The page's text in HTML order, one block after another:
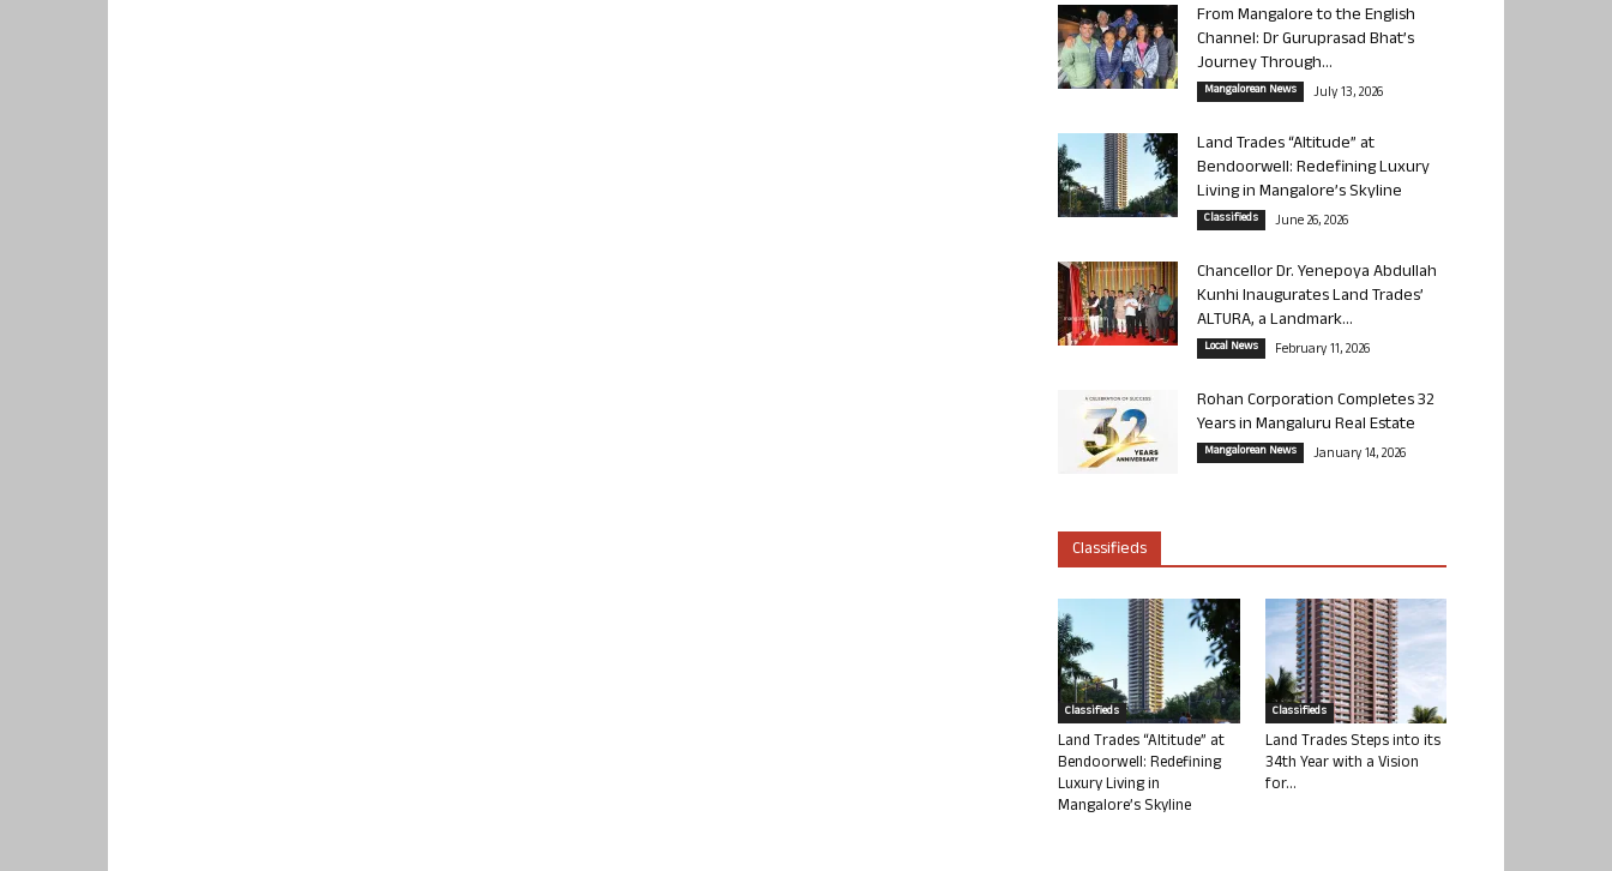
From Mangalore to the English
Channel: Dr Guruprasad Bhat’s
Journey Through...
Mangalorean News July 13, 2026
Land Trades “Altitude” at
Bendoorwell: Redefining Luxury
Living in Mangalore’s Skyline
Classifieds June 26, 2026
Chancellor Dr. Yenepoya Abdullah
Kunhi Inaugurates Land Trades’
ALTURA, a Landmark...
Local News February 11, 2026
Rohan Corporation Completes 32
Years in Mangaluru Real Estate
Mangalorean News January 14, 2026
Classifieds
Classifieds
Land Trades “Altitude” at
Bendoorwell: Redefining
Luxury Living in
Mangalore’s Skyline
Classifieds
Land Trades Steps into its
34th Year with a Vision
for...